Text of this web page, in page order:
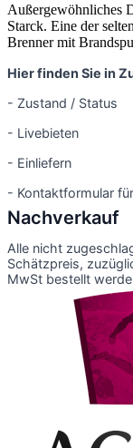
Außergewöhnliches
Starck. Eine der
Brenner mit
Hier finden Sie in
- Zustand / Status
- Livebieten
- Einliefern
- Kontaktformular
Nachverkauf
Alle nicht
Schätzpreis,
MwSt bestellt